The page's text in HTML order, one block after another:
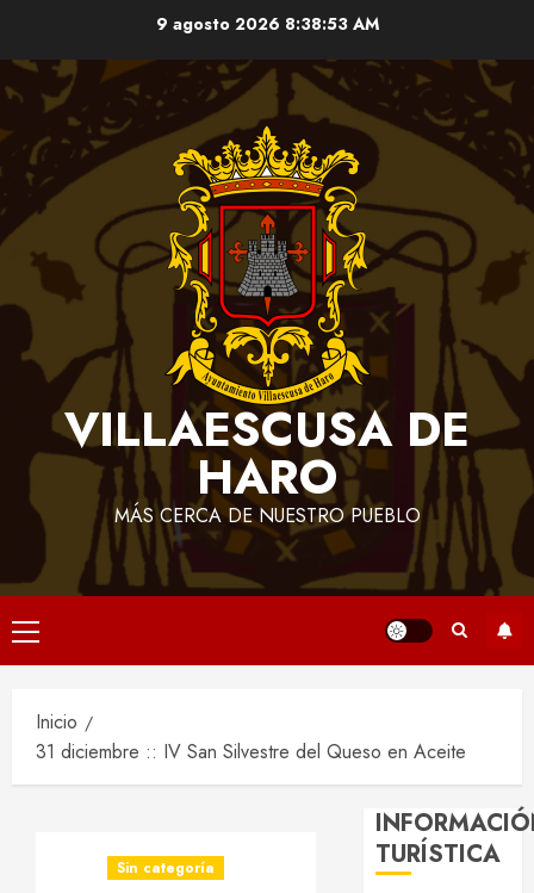
contenido
9 agosto 2026 8:38:54 AM
VILLAESCUSA DE
HARO
MÁS CERCA DE NUESTRO PUEBLO
Menú
principal
Inicio
31 diciembre :: IV San Silvestre del Queso en Aceite
Sin categoría
TURÍSTICA